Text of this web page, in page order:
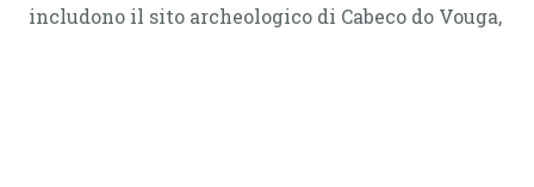
includono il sito archeologico di Cabeco do Vouga,